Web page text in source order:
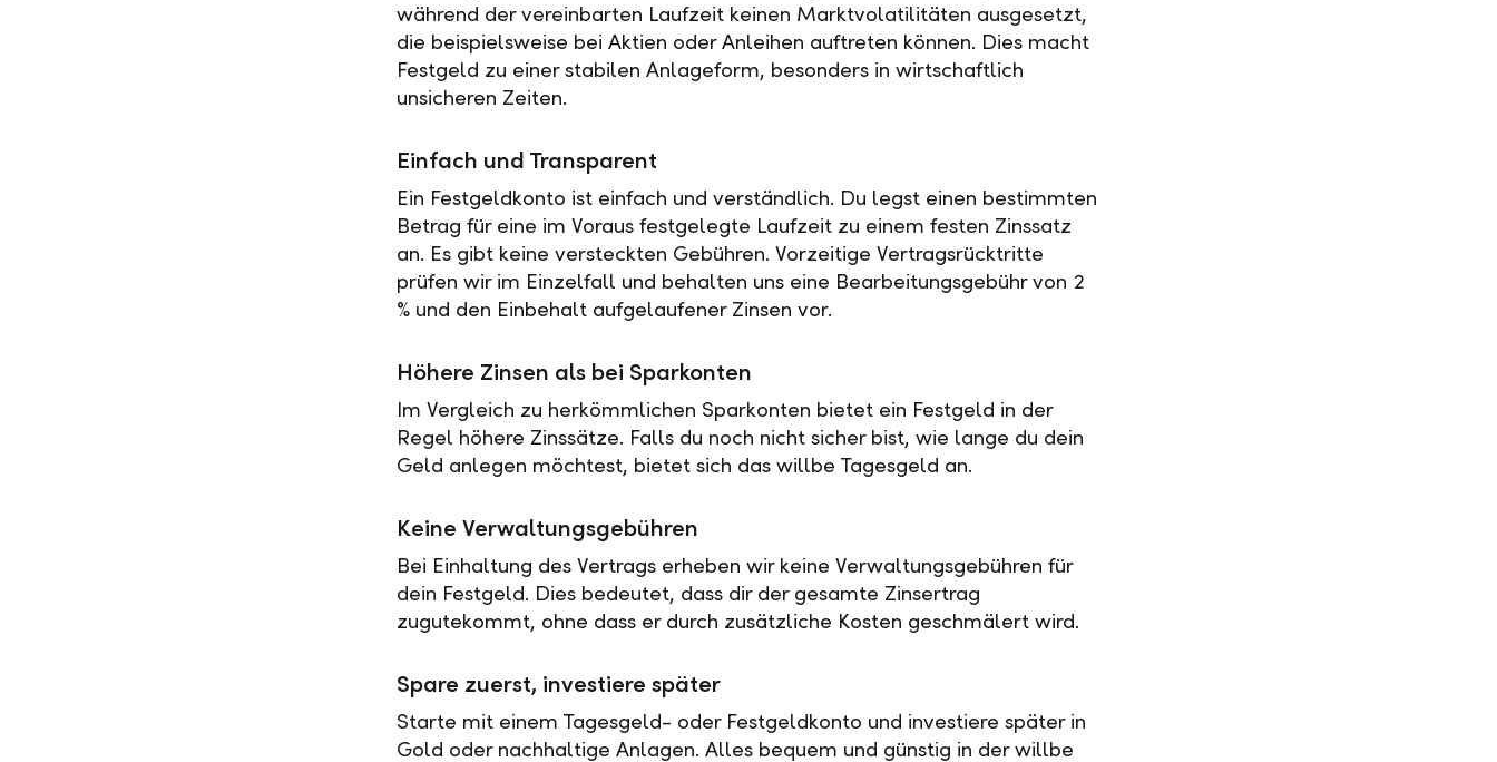
während der vereinbarten Laufzeit keinen Marktvolatilitäten ausgesetzt,
die beispielsweise bei Aktien oder Anleihen auftreten können. Dies macht
Festgeld zu einer stabilen Anlageform, besonders in wirtschaftlich
unsicheren Zeiten.
Einfach und Transparent
Ein Festgeldkonto ist einfach und verständlich. Du legst einen bestimmten
Betrag für eine im Voraus festgelegte Laufzeit zu einem festen Zinssatz
an. Es gibt keine versteckten Gebühren. Vorzeitige Vertragsrücktritte
prüfen wir im Einzelfall und behalten uns eine Bearbeitungsgebühr von 2
% und den Einbehalt aufgelaufener Zinsen vor.
Höhere Zinsen als bei Sparkonten
Im Vergleich zu herkömmlichen Sparkonten bietet ein Festgeld in der
Regel höhere Zinssätze. Falls du noch nicht sicher bist, wie lange du dein
Geld anlegen möchtest, bietet sich das willbe Tagesgeld an.
Keine Verwaltungsgebühren
Bei Einhaltung des Vertrags erheben wir keine Verwaltungsgebühren für
dein Festgeld. Dies bedeutet, dass dir der gesamte Zinsertrag
zugutekommt, ohne dass er durch zusätzliche Kosten geschmälert wird.
Spare zuerst, investiere später
Starte mit einem Tagesgeld- oder Festgeldkonto und investiere später in
Gold oder nachhaltige Anlagen. Alles bequem und günstig in der willbe